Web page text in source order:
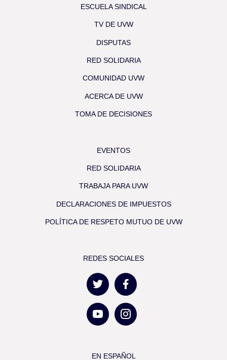
ESCUELA SINDICAL
TV DE UVW
DISPUTAS
RED SOLIDARIA
COMUNIDAD UVW
ACERCA DE UVW
TOMA DE DECISIONES
EVENTOS
RED SOLIDARIA
TRABAJA PARA UVW
DECLARACIONES DE IMPUESTOS
POLÍTICA DE RESPETO MUTUO DE UVW
REDES SOCIALES
EN ESPAÑOL